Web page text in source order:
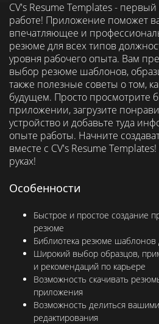
CV's Resume Templates -
работе! Приложение поможет
впечатляющее и
резюме для всех типов
уровня рабочего опыта. Вам
выбор резюме шаблонов,
также полезные советы о том,
будущем. Просто просмотрите
приложении, загрузите
устройство и добавьте туда
опыте работы. Начните
вместе с CV's Resume
руках!
Особенности
Быстрое и простое создание
резюме
Библиотека резюме шаблонов
Широкий выбор образцов,
и рекомендаций по карьере
Возможность скачивать
приложения
Возможность делиться
редактирования